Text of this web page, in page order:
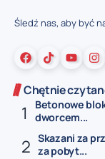
Śledź nas, aby być
Chętnie
Betonowe
dworcem...
Skazani za
za pobyt...